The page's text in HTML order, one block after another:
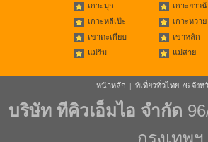
เกาะมุก
เกาะยาว
เกาะหลีเป๊ะ
เกาะหวาย
เขาตะเกียบ
เขาหลัก
แม่ริม
แม่สาย
หน้าหลัก | ที่เที่ยวทั่วไทย 76 จังห
บริษัท ทีคิวเอ็มไอ จำกัด
กรุงเทพ